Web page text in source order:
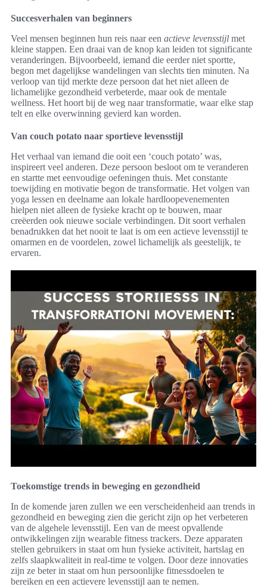
Succesverhalen van beginners
Veel mensen beginnen hun reis naar een actieve levensstijl met
kleine stappen. Een draai van de knop kan leiden tot significante
veranderingen. Bijvoorbeeld, iemand die eerder niet sportte,
begon met dagelijkse wandelingen van slechts tien minuten. Na
verloop van tijd merkte deze persoon dat het niet alleen de
lichamelijke gezondheid verbeterde, maar ook de mentale
wellness. Het hoort bij de weg naar transformatie, waar elke stap
telt en elke overwinning gevierd kan worden.
Van couch potato naar sportieve levensstijl
Het verhaal van iemand die ooit een ‘couch potato’ was,
inspireert veel anderen. Deze persoon besloot om te veranderen
en startte met eenvoudige oefeningen thuis. Met constante
toewijding en motivatie begon de transformatie. Het volgen van
yoga lessen en deelname aan lokale hardloopevenementen
hielpen niet alleen de fysieke kracht op te bouwen, maar
creëerden ook nieuwe sociale verbindingen. Dit soort verhalen
benadrukken dat het nooit te laat is om een actieve levensstijl te
omarmen en de voordelen, zowel lichamelijk als geestelijk, te
ervaren.
Toekomstige trends in beweging en gezondheid
In de komende jaren zullen we een verscheidenheid aan trends in
gezondheid en beweging zien die gericht zijn op het verbeteren
van de algehele levensstijl. Een van de meest opvallende
ontwikkelingen zijn wearable fitness trackers. Deze apparaten
stellen gebruikers in staat om hun fysieke activiteit, hartslag en
zelfs slaapkwaliteit in real-time te volgen. Door deze innovaties
zijn ze beter in staat om hun persoonlijke fitnessdoelen te
bereiken en een actievere levensstijl aan te nemen.